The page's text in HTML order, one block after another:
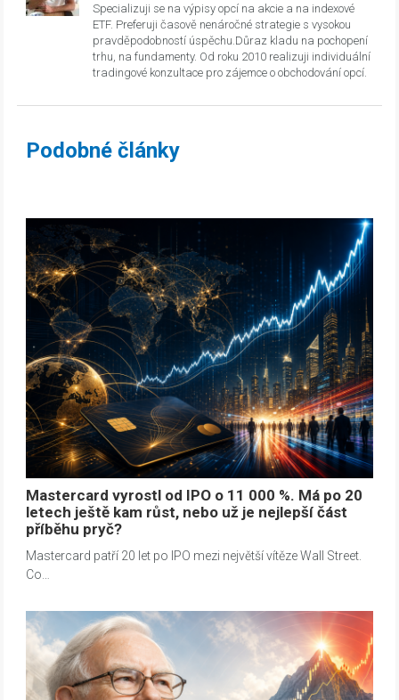
Specializuji se na výpisy opcí na akcie a na indexové
ETF. Preferuji časově nenáročné strategie s vysokou
pravděpodobností úspěchu.Důraz kladu na pochopení
trhu, na fundamenty. Od roku 2010 realizuji individuální
tradingové konzultace pro zájemce o obchodování opcí.
Podobné články
Mastercard vyrostl od IPO o 11 000 %. Má po 20
letech ještě kam růst, nebo už je nejlepší část
příběhu pryč?
Mastercard patří 20 let po IPO mezi největší vítěze Wall Street.
Co…